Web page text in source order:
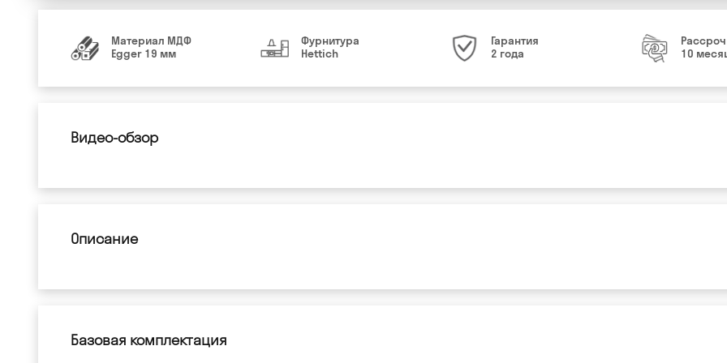
Материал МДФ
Egger 19 мм
Фурнитура
Hettich
Гарантия
2 года
10
Видео-обзор
Описание
Базовая комплектация